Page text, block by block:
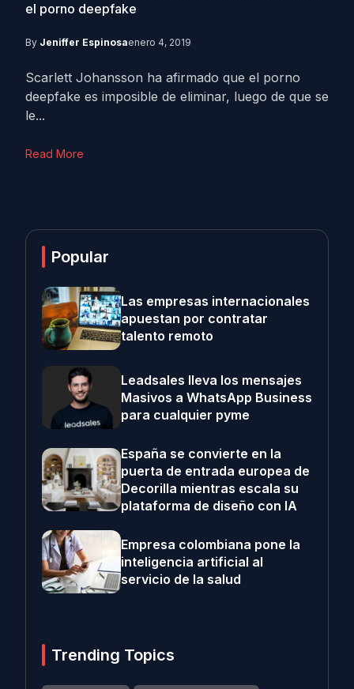
el porno deepfake
By Jeniffer Espinosaenero 4, 2019
Scarlett Johansson ha afirmado que el porno
deepfake es imposible de eliminar, luego de que se
le...
Read More
Popular
Las empresas internacionales
apuestan por contratar
talento remoto
Leadsales lleva los mensajes
Masivos a WhatsApp Business
para cualquier pyme
España se convierte en la
puerta de entrada europea de
Decorilla mientras escala su
plataforma de diseño con IA
Empresa colombiana pone la
inteligencia artificial al
servicio de la salud
Trending Topics